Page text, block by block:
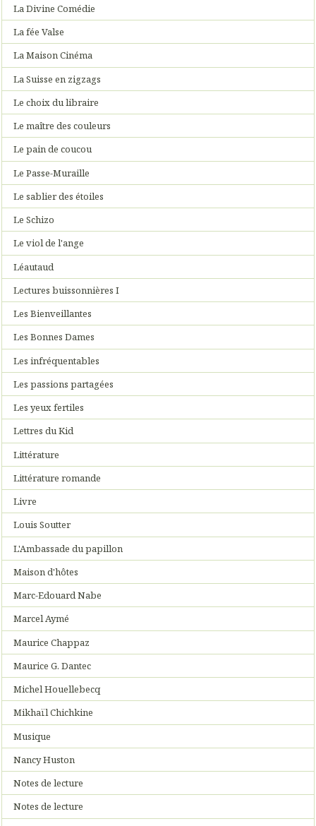
La Divine Comédie
La fée Valse
La Maison Cinéma
La Suisse en zigzags
Le choix du libraire
Le maître des couleurs
Le pain de coucou
Le Passe-Muraille
Le sablier des étoiles
Le Schizo
Le viol de l'ange
Léautaud
Lectures buissonnières I
Les Bienveillantes
Les Bonnes Dames
Les infréquentables
Les passions partagées
Les yeux fertiles
Lettres du Kid
Littérature
Littérature romande
Livre
Louis Soutter
L'Ambassade du papillon
Maison d'hôtes
Marc-Edouard Nabe
Marcel Aymé
Maurice Chappaz
Maurice G. Dantec
Michel Houellebecq
Mikhaïl Chichkine
Musique
Nancy Huston
Notes de lecture
Notes de lecture